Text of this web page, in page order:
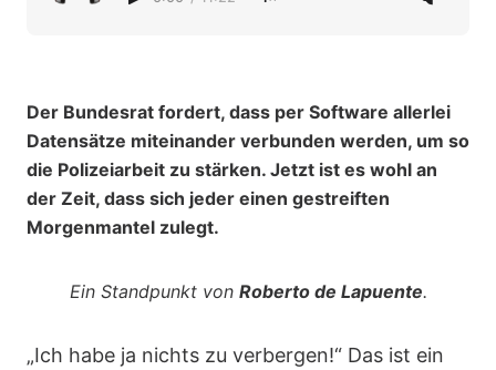
Der Bundesrat fordert, dass per Software allerlei
Datensätze miteinander verbunden werden, um so
die Polizeiarbeit zu stärken. Jetzt ist es wohl an
der Zeit, dass sich jeder einen gestreiften
Morgenmantel zulegt.
Ein Standpunkt von Roberto de Lapuente.
„Ich habe ja nichts zu verbergen!“ Das ist ein